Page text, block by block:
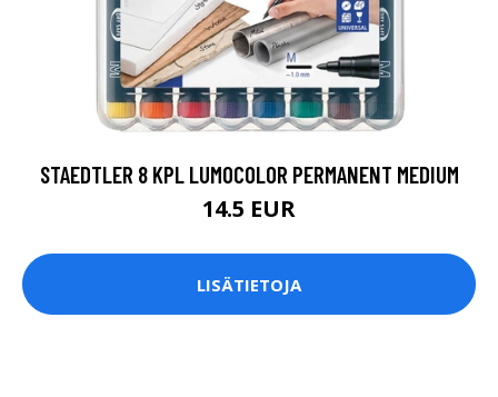
STAEDTLER 8 KPL LUMOCOLOR PERMANENT MEDIUM
14.5 EUR
LISÄTIETOJA